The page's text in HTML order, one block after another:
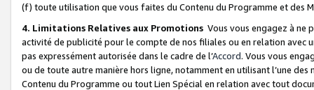
(f) toute utilisation que vous faites du Contenu du Programme et des
4. Limitations Relatives aux Promotions Vous vous engagez à ne
activité de publicité pour le compte de nos filiales ou en relation avec
pas expressément autorisée dans le cadre de l’Accord. Vous vous
ou de toute autre manière hors ligne, notamment en utilisant l’une
Contenu du Programme ou tout Lien Spécial en relation avec tout